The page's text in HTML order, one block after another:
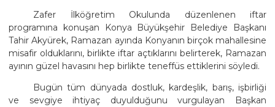
Zafer İlköğretim Okulunda düzenlenen iftar
programına konuşan Konya Büyükşehir Belediye Başkanı
Tahir Akyürek, Ramazan ayında Konyanın birçok mahallesine
misafir olduklarını, birlikte iftar açtıklarını belirterek, Ramazan
ayının güzel havasını hep birlikte teneffüs ettiklerini söyledi.
Bugün tüm dünyada dostluk, kardeşlik, barış, işbirliği
ve sevgiye ihtiyaç duyulduğunu vurgulayan Başkan